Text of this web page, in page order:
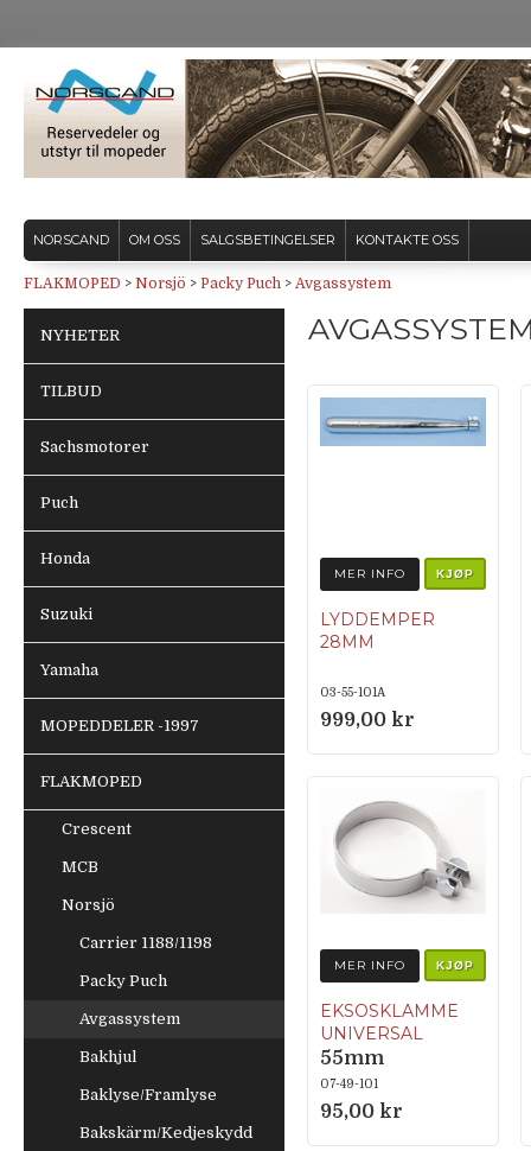
NORSCAND OM OSS SALGSBETINGELSER KONTAKTE OSS
FLAKMOPED > Norsjö > Packy Puch > Avgassystem
NYHETER
TILBUD
Sachsmotorer
Puch
Honda
Suzuki
Yamaha
MOPEDDELER -1997
FLAKMOPED
Crescent
MCB
Norsjö
Carrier 1188/1198
Packy Puch
Avgassystem
Bakhjul
Baklyse/Framlyse
Bakskärm/Kedjeskydd
MER INFO KJØP
LYDDEMPER
28MM
03-55-101A
999,00 kr
MER INFO KJØP
EKSOSKLAMME
UNIVERSAL
55mm
07-49-101
95,00 kr